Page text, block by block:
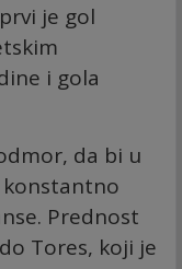
je gol
i gola
da bi u
konstantno
Prednost
Tores, koji je